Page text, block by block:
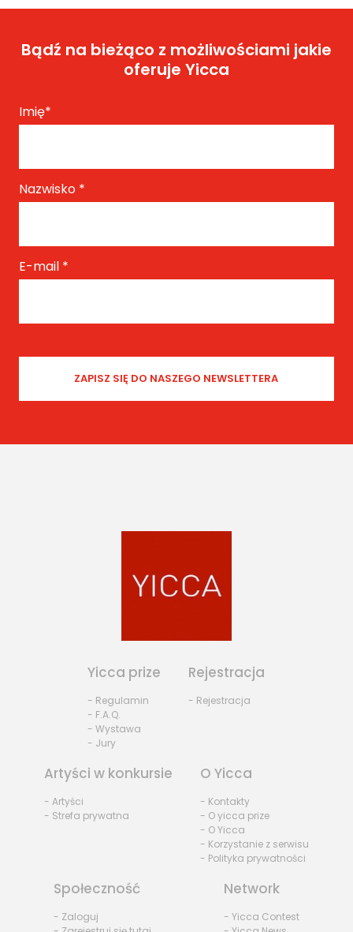
Bądź na bieżąco z możliwościami jakie
oferuje Yicca
Imię*
Nazwisko *
E-mail *
Yicca prize
- Regulamin
- F.A.Q.
- Wystawa
- Jury
Rejestracja
- Rejestracja
Artyści w konkursie
- Artyści
- Strefa prywatna
O Yicca
- Kontakty
- O yicca prize
- O Yicca
- Korzystanie z serwisu
- Polityka prywatności
Społeczność
- Zaloguj
Network
- Yicca Contest